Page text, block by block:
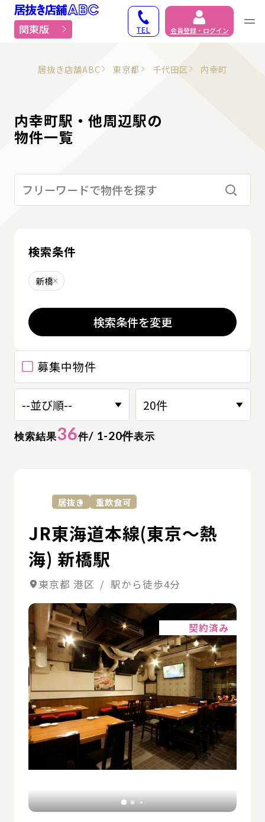
居抜き物件・貸店舗で
関東版 TEL 会員登録・ログイン
居抜き店舗ABC 東京都 千代田区 内幸町
内幸町駅・他周辺駅の
物件一覧
検索結果36件/ 1-20件表示
募集中物件
居抜き 重飲食可
JR東海道本線(東京～熱
海) 新橋駅
東京都 港区 / 駅から徒歩4分
契約済み
検索す
検索条件
新橋削除する
検索条件を変更